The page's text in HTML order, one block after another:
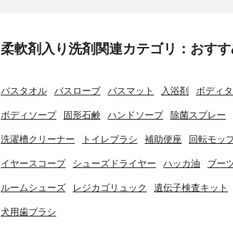
柔軟剤入り洗剤関連カテゴリ：おす
バスタオル バスローブ バスマット 入浴剤 ボディ
ボディソープ 固形石鹸 ハンドソープ 除菌スプレー
洗濯槽クリーナー トイレブラシ 補助便座 回転モッ
イヤースコープ シューズドライヤー ハッカ油 ブー
ルームシューズ レジカゴリュック 遺伝子検査キット
犬用歯ブラシ